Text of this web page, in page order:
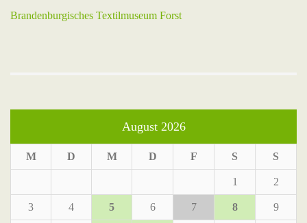
Brandenburgisches Textilmuseum Forst
August 2026
M D M D F S S
1 2
3 4 5 6 7 8 9